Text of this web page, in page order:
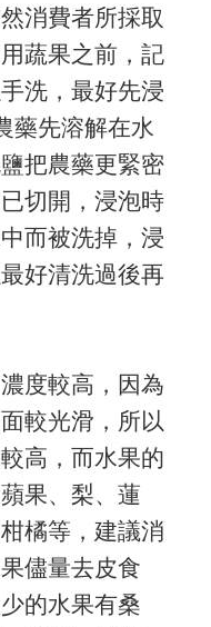
消費者所採取
蔬果之前，記
洗，最好先浸
藥先溶解在水
把農藥更緊密
切開，浸泡時
而被洗掉，浸
好清洗過後再
度較高，因為
較光滑，所以
高，而水果的
果、梨、蓮
橘等，建議消
儘量去皮食
的水果有桑